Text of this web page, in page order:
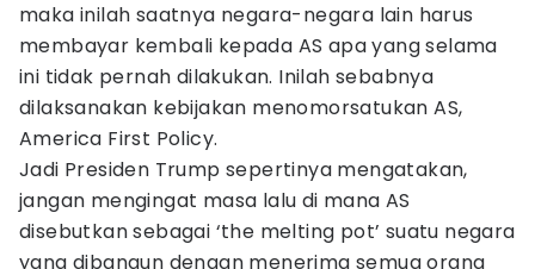
maka inilah saatnya negara-negara lain harus
membayar kembali kepada AS apa yang selama
ini tidak pernah dilakukan. Inilah sebabnya
dilaksanakan kebijakan menomorsatukan AS,
America First Policy.
Jadi Presiden Trump sepertinya mengatakan,
jangan mengingat masa lalu di mana AS
disebutkan sebagai ‘the melting pot’ suatu negara
yang dibangun dengan menerima semua orang